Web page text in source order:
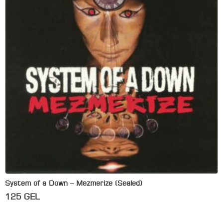
System of a Down – Mezmerize (Sealed)
125 GEL